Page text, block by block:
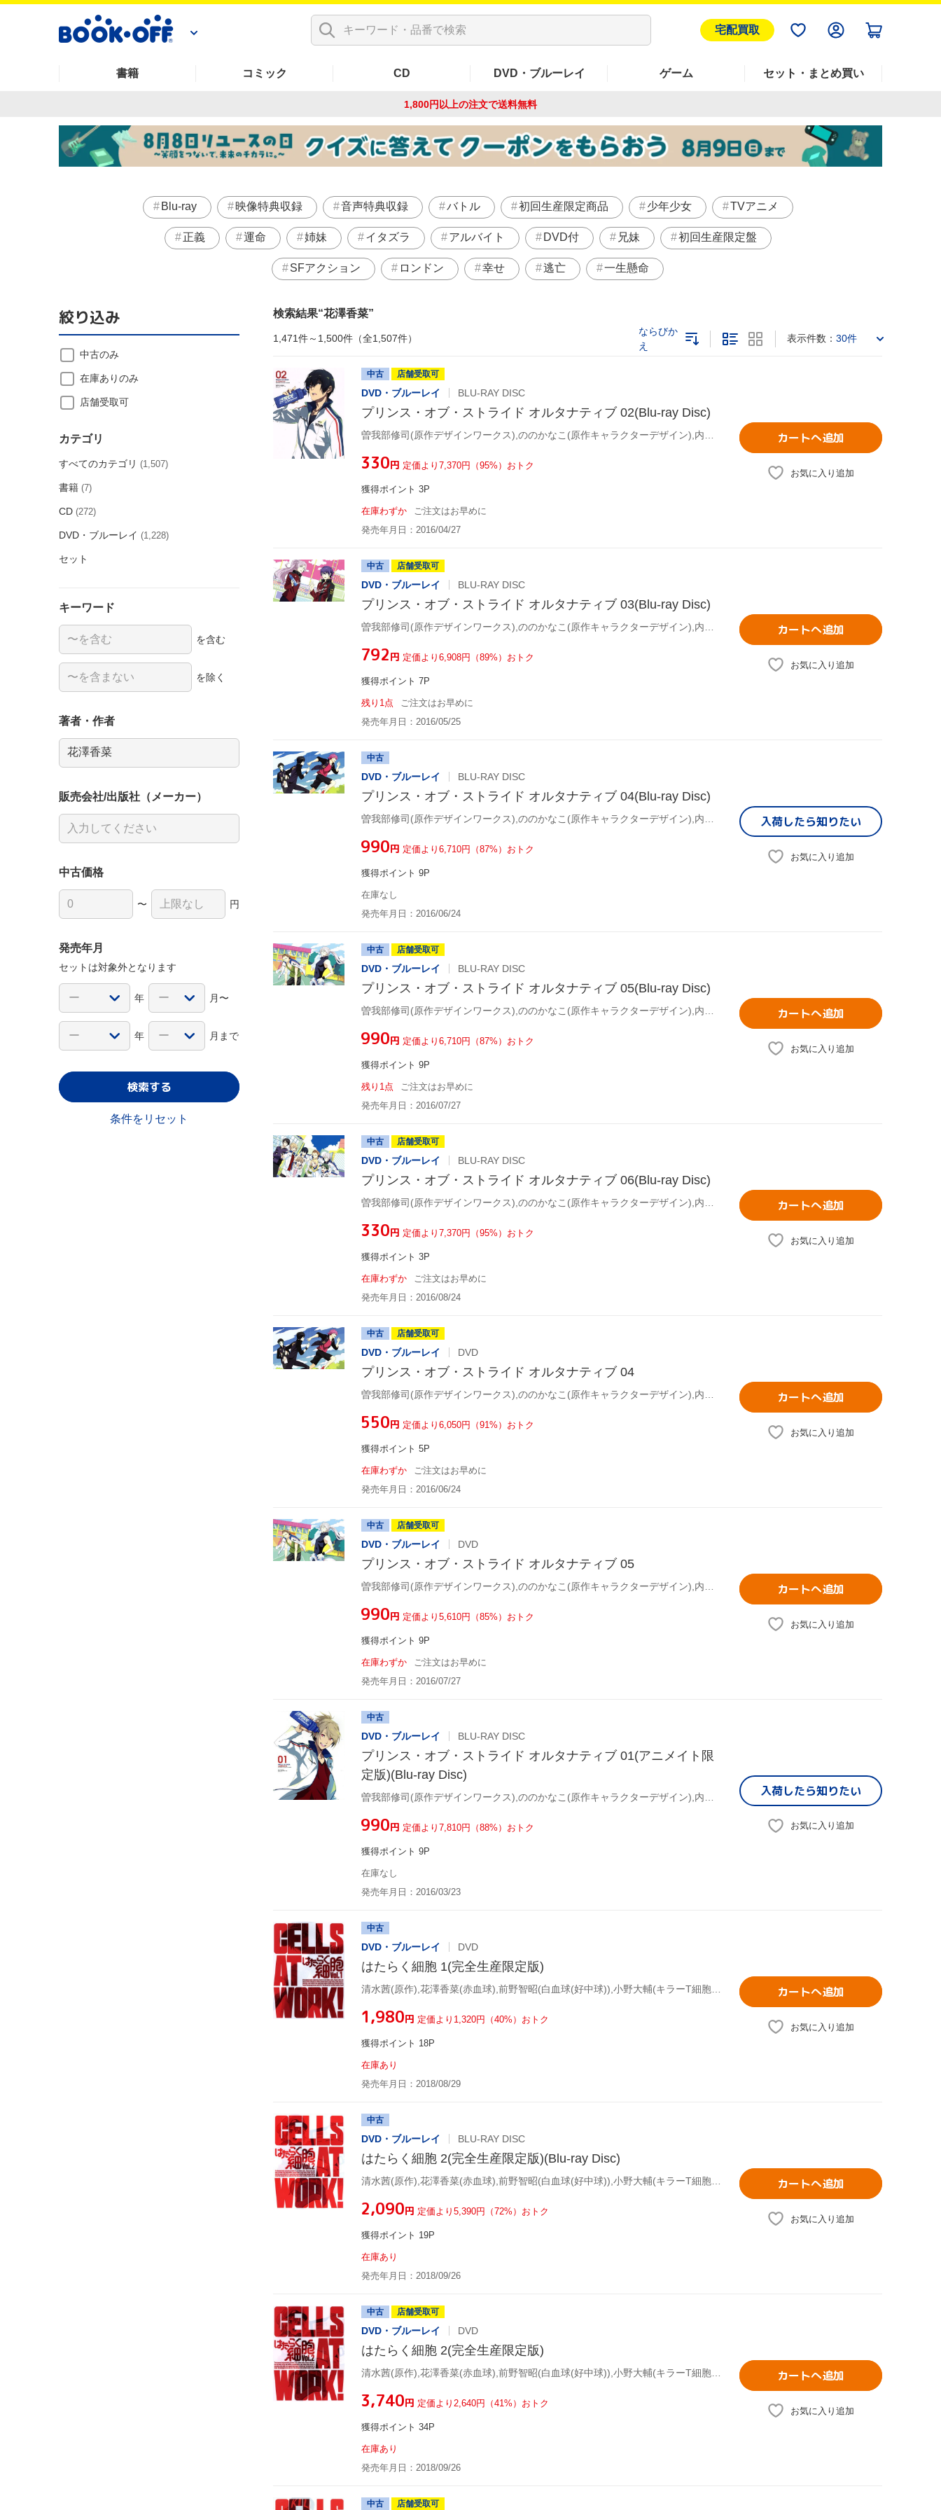
宅配買取
書籍 コミック CD DVD・ブルーレイ ゲーム セット・まとめ買い
1,800円以上の注文で送料無料
Blu-ray 映像特典収録 音声特典収録 バトル 初回生産限定商品 少年少女 TVアニメ
正義 運命 姉妹 イタズラ アルバイト DVD付 兄妹 初回生産限定盤
SFアクション ロンドン 幸せ 逃亡 一生懸命
検索結果 花澤香菜
1,471件～1,500件（全1,507件）
ならびか
え
表示件数： 30件
中古 店舗受取可
DVD・ブルーレイ BLU-RAY DISC
プリンス・オブ・ストライド オルタナティブ 02(Blu-ray Disc)
¥330円 定価より7,370円（95%）おトク
獲得ポイント 3P
在庫わずか
ご注文はお早めに
発売年月日：2016/04/27
カートへ追加
お気に入り追加
中古 店舗受取可
DVD・ブルーレイ BLU-RAY DISC
プリンス・オブ・ストライド オルタナティブ 03(Blu-ray Disc)
¥792円 定価より6,908円（89%）おトク
獲得ポイント 7P
残り1点
ご注文はお早めに
発売年月日：2016/05/25
カートへ追加
お気に入り追加
中古
DVD・ブルーレイ BLU-RAY DISC
プリンス・オブ・ストライド オルタナティブ 04(Blu-ray Disc)
¥990円 定価より6,710円（87%）おトク
獲得ポイント 9P
在庫なし
発売年月日：2016/06/24
入荷したら知りたい
お気に入り追加
中古 店舗受取可
DVD・ブルーレイ BLU-RAY DISC
プリンス・オブ・ストライド オルタナティブ 05(Blu-ray Disc)
¥990円 定価より6,710円（87%）おトク
獲得ポイント 9P
残り1点
ご注文はお早めに
発売年月日：2016/07/27
カートへ追加
お気に入り追加
中古 店舗受取可
DVD・ブルーレイ BLU-RAY DISC
プリンス・オブ・ストライド オルタナティブ 06(Blu-ray Disc)
¥330円 定価より7,370円（95%）おトク
獲得ポイント 3P
在庫わずか
ご注文はお早めに
発売年月日：2016/08/24
カートへ追加
お気に入り追加
中古 店舗受取可
DVD・ブルーレイ DVD
プリンス・オブ・ストライド オルタナティブ 04
¥550円 定価より6,050円（91%）おトク
獲得ポイント 5P
在庫わずか
ご注文はお早めに
発売年月日：2016/06/24
カートへ追加
お気に入り追加
中古 店舗受取可
DVD・ブルーレイ DVD
プリンス・オブ・ストライド オルタナティブ 05
¥990円 定価より5,610円（85%）おトク
獲得ポイント 9P
在庫わずか
ご注文はお早めに
発売年月日：2016/07/27
カートへ追加
お気に入り追加
中古
DVD・ブルーレイ BLU-RAY DISC
プリンス・オブ・ストライド オルタナティブ 01(アニメイト限
定版)(Blu-ray Disc)
¥990円 定価より7,810円（88%）おトク
獲得ポイント 9P
在庫なし
発売年月日：2016/03/23
入荷したら知りたい
お気に入り追加
中古
DVD・ブルーレイ DVD
はたらく細胞 1(完全生産限定版)
¥1,980円 定価より1,320円（40%）おトク
獲得ポイント 18P
在庫あり
発売年月日：2018/08/29
カートへ追加
お気に入り追加
中古
DVD・ブルーレイ BLU-RAY DISC
はたらく細胞 2(完全生産限定版)(Blu-ray Disc)
¥2,090円 定価より5,390円（72%）おトク
獲得ポイント 19P
在庫あり
発売年月日：2018/09/26
カートへ追加
お気に入り追加
中古 店舗受取可
DVD・ブルーレイ DVD
はたらく細胞 2(完全生産限定版)
¥3,740円 定価より2,640円（41%）おトク
獲得ポイント 34P
在庫あり
発売年月日：2018/09/26
カートへ追加
お気に入り追加
中古 店舗受取可
絞り込み
中古のみ
在庫ありのみ
店舗受取可
カテゴリ
すべてのカテゴリ (1,507)
書籍 (7)
CD (272)
DVD・ブルーレイ (1,228)
セット
キーワード
を含む
を除く
著者・作者
販売会社/出版社（メーカー）
中古価格
〜 円
発売年月
セットは対象外となります
年 月〜
年 月まで
検索する
条件をリセット